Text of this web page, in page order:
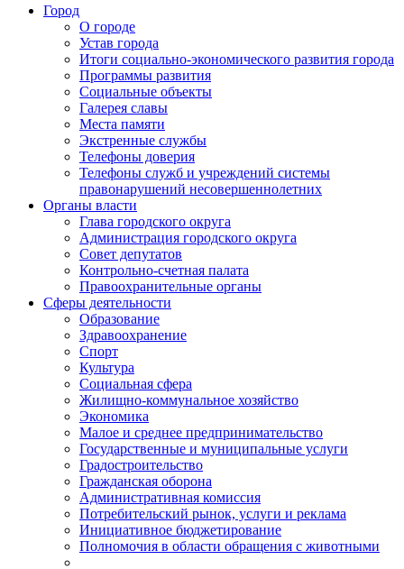
Город
О городе
Устав города
Итоги социально-экономического развития города
Программы развития
Социальные объекты
Галерея славы
Места памяти
Экстренные службы
Телефоны доверия
Телефоны служб и учреждений системы
правонарушений несовершеннолетних
Органы власти
Глава городского округа
Администрация городcкого округа
Совет депутатов
Контрольно-счетная палата
Правоохранительные органы
Сферы деятельности
Образование
Здравоохранение
Спорт
Культура
Социальная сфера
Жилищно-коммунальное хозяйство
Экономика
Малое и среднее предпринимательство
Государственные и муниципальные услуги
Градостроительство
Гражданская оборона
Административная комиссия
Потребительский рынок, услуги и реклама
Инициативное бюджетирование
Полномочия в области обращения с животными